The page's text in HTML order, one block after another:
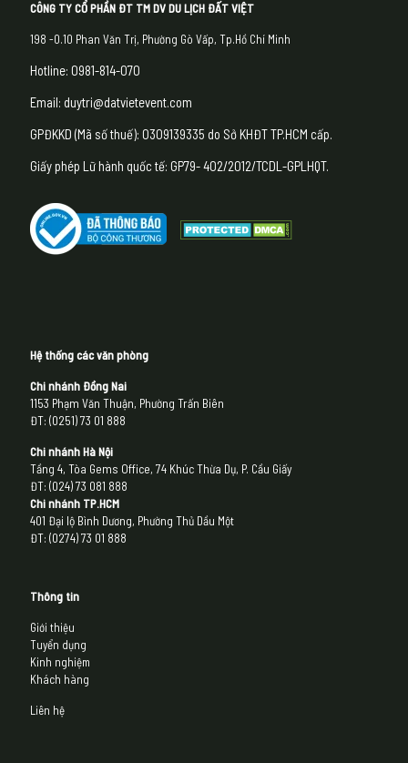
CÔNG TY CỔ PHẦN ĐT TM DV DU LỊCH ĐẤT VIỆT
198 -0.10 Phan Văn Trị, Phường Gò Vấp, Tp.Hồ Chí Minh
Hotline: 0981-814-070
Email: duytri@datvietevent.com
GPĐKKD (Mã số thuế): 0309139335 do Sở KHĐT TP.HCM cấp.
Giấy phép Lữ hành quốc tế: GP79- 402/2012/TCDL-GPLHQT.
Hệ thống các văn phòng
Chi nhánh Đồng Nai
1153 Phạm Văn Thuận, Phường Trấn Biên
ĐT: (0251) 73 01 888
Chi nhánh Hà Nội
Tầng 4, Tòa Gems Office, 74 Khúc Thừa Dụ, P. Cầu Giấy
ĐT: (024) 73 081 888
Chi nhánh TP.HCM
401 Đại lộ Bình Dương, Phường Thủ Dầu Một
ĐT: (0274) 73 01 888
Thông tin
Giới thiệu
Tuyển dụng
Kinh nghiệm
Khách hàng
Liên hệ